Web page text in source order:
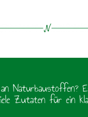
an Naturbaustoffen?
Zutaten für ein